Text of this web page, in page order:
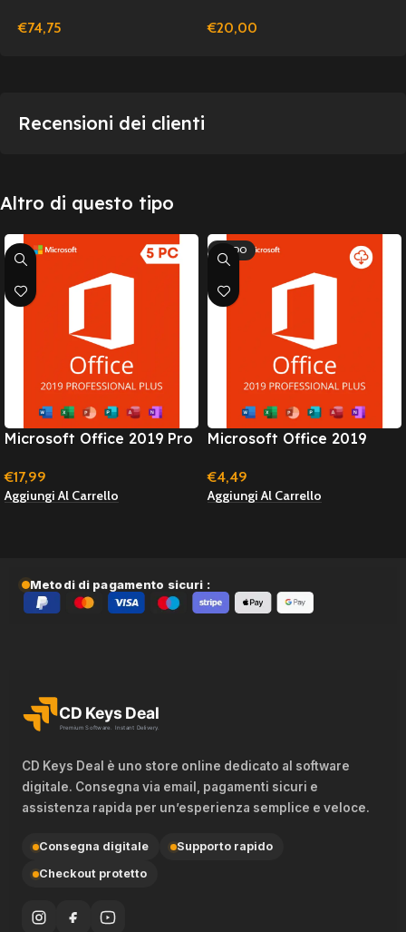
Windows
€74,75
Windows/Mac
€20,00
Recensioni dei clienti
Altro di questo tipo
Microsoft Office 2019 Pro
Licenza A Vita
€17,99
Aggiungi Al Carrello
CALDO
Microsoft Office 2019
Windows – Licenza A Vita
(online
€4,49
Aggiungi Al Carrello
Metodi di pagamento sicuri :
CD Keys Deal è uno store online dedicato al software
digitale. Consegna via email, pagamenti sicuri e
assistenza rapida per un’esperienza semplice e veloce.
Consegna digitale
Supporto rapido
Checkout protetto